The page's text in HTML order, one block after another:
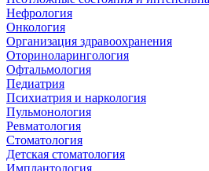
Нефрология
Онкология
Организация здравоохранения
Оториноларингология
Офтальмология
Педиатрия
Психиатрия и наркология
Пульмонология
Ревматология
Стоматология
Детская стоматология
Имплантология